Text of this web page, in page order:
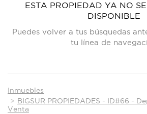
ESTA PROPIEDAD YA NO
DISPONIBLE
Puedes volver a tus búsquedas
tu línea de
Inmuebles
BIGSUR PROPIEDADES - ID#66 -
Venta